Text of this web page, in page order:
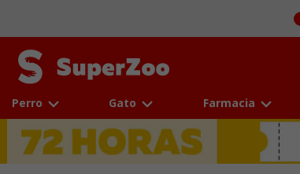
Perro Gato Farmacia